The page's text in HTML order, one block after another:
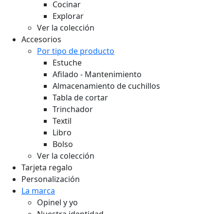
Cocinar
Explorar
Ver la colección
Accesorios
Por tipo de producto
Estuche
Afilado - Mantenimiento
Almacenamiento de cuchillos
Tabla de cortar
Trinchador
Textil
Libro
Bolso
Ver la colección
Tarjeta regalo
Personalización
La marca
Opinel y yo